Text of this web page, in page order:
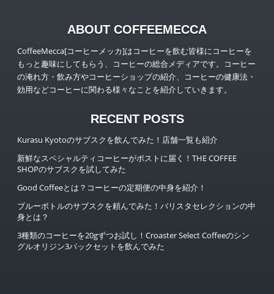
ABOUT COFFEEMECCA
CoffeeMecca[コーヒーメッカ]はコーヒーを飲む皆様にコーヒーを
もっと趣味にしてもらう、コーヒーの総合メディアです。コーヒー
の淹れ方・飲み方やコーヒーショップの紹介、コーヒーの健康法・
効用などコーヒーに関わる様々なことを紹介していきます。
RECENT POSTS
Kurasu Kyotoのサブスクを飲んでみた！店舗一覧も紹介
新鮮なスペシャルティコーヒーがポストに届く！THE COFFEE
SHOPのサブスクを試してみた
Good Coffeeとは？コーヒーの定期便の中身を紹介！
ブルーボトルのサブスクを頼んでみた！バリスタセレクションの中
身とは？
3種類のコーヒーを20gずつお試し！Croaster Select Coffeeのシン
グルオリジン3パックセットを飲んでみた